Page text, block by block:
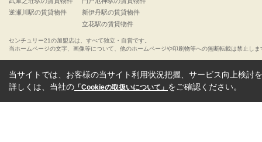
逆瀬川駅の賃貸物件
新伊丹駅の賃貸物件
立花駅の賃貸物件
センチュリー21の加盟店は、すべて独立・自営です。
当ホームページの文字、画像等について、他のホームページや印刷物等への無断転載は禁止しま
当サイトでは、お客様の当サイト利用状況把握、サービス向上検討
詳しくは、当社の 「Cookieの取扱いについて」 をご確認ください。